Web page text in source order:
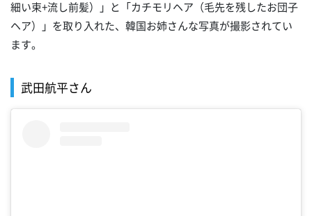
細い束+流し前髪）」と「カチモリヘア（毛先を残したお団子
ヘア）」を取り入れた、韓国お姉さんな写真が撮影されてい
ます。
武田航平さん